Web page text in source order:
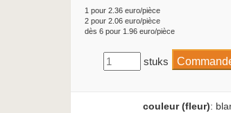
1 pour 2.36 euro/pièce
2 pour 2.06 euro/pièce
dès 6 pour 1.96 euro/pièce
stuks
couleur (fleur):